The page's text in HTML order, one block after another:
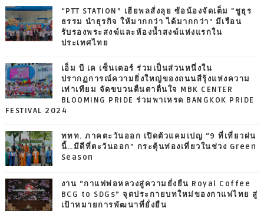
“PTT STATION” เฮียพลสั่งลุย ซ้อน้องจัดเต็ม "ชูธุร
ธรรม นำธุรกิจ ให้มากกว่า ได้มากกว่า" มีเรือน
รับรองพระสงฆ์และห้องน้ำสงฆ์แห่งแรกใน
ประเทศไทย
เอ็ม บี เค เซ็นเตอร์ ร่วมเป็นส่วนหนึ่งใน
ปรากฏการณ์ความยิ่งใหญ่ของถนนสีรุ้งแห่งความ
เท่าเทียม จัดขบวนตื่นตาตื่นใจ MBK CENTER
BLOOMING PRIDE ร่วมพาเหรด BANGKOK PRIDE
FESTIVAL 2024
ททท. ภาคตะวันออก เปิดตัวแคมเปญ “9 ที่เที่ยวฝน
นี้…มีดีที่ตะวันออก” กระตุ้นท่องเที่ยวในช่วง Green
Season
งาน “กาแฟพ่อหลวงสู่ความยั่งยืน Royal Coffee
BCG to SDGs” จุดประกายบทใหม่ของกาแฟไทย สู่
เป้าหมายการพัฒนาที่ยั่งยืน